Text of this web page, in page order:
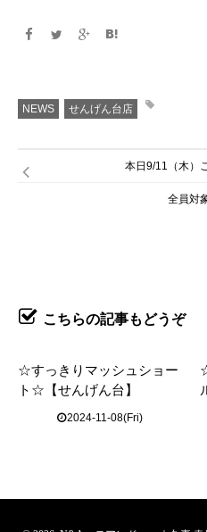
NEWS せんげん台店
本日9/11（木）
全員対
こちらの記事もどうぞ
☆すっきりマッシュショー
ト☆【せんげん台】
2024-11-08(Fri)